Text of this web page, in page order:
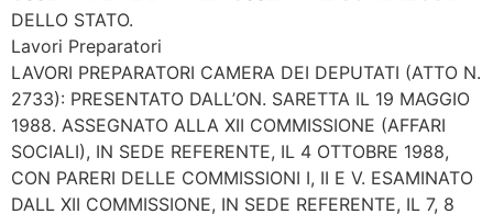
DELLO STATO.
Lavori Preparatori
LAVORI PREPARATORI CAMERA DEI DEPUTATI (ATTO N.
2733): PRESENTATO DALL’ON. SARETTA IL 19 MAGGIO
1988. ASSEGNATO ALLA XII COMMISSIONE (AFFARI
SOCIALI), IN SEDE REFERENTE, IL 4 OTTOBRE 1988,
CON PARERI DELLE COMMISSIONI I, II E V. ESAMINATO
DALL XII COMMISSIONE, IN SEDE REFERENTE, IL 7, 8